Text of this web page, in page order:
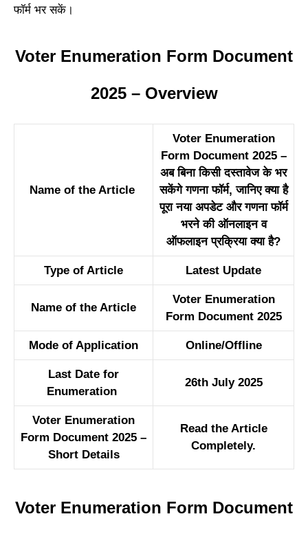
फॉर्म भर सकें।
Voter Enumeration Form Document
2025 – Overview
Name of the Article
Voter Enumeration
Form Document 2025 –
अब बिना किसी दस्तावेज के भर
सकेंगे गणना फॉर्म, जानिए क्या है
पूरा नया अपडेट और गणना फॉर्म
भरने की ऑनलाइन व
ऑफलाइन प्रक्रिया क्या है?
Type of Article Latest Update
Name of the Article
Voter Enumeration
Form Document 2025
Mode of Application Online/Offline
Last Date for
Enumeration
26th July 2025
Voter Enumeration
Form Document 2025 –
Short Details
Read the Article
Completely.
Voter Enumeration Form Document